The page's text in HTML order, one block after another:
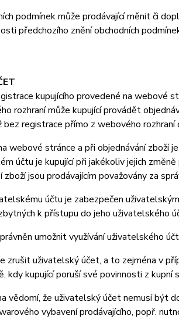
podmínek může prodávající měnit či
předchozího znění obchodních
kupujícího provedené na webové
rozhraní může kupující provádět
bez registrace přímo z webového rozhraní
stránce a při objednávání zboží je
účtu je kupující při jakékoliv jejich
jsou prodávajícím považovány za
účtu je zabezpečen
k přístupu do jeho uživatelského
umožnit využívání uživatelského
uživatelský účet, a to zejména v
kdy kupující poruší své povinnosti z
že uživatelský účet nemusí být
vybavení prodávajícího, popř.